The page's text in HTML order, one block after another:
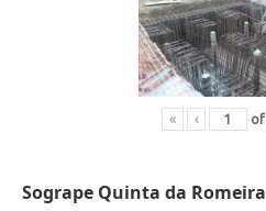
« ‹ of
Sogrape Quinta da Romeira